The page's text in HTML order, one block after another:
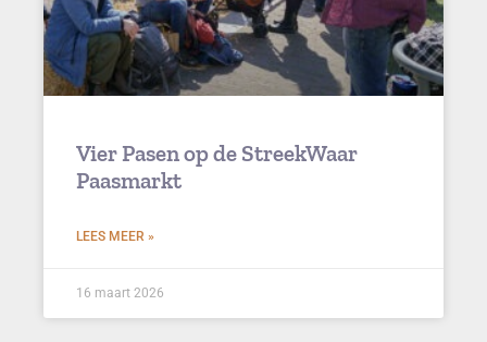
Vier Pasen op de StreekWaar
Paasmarkt
LEES MEER »
16 maart 2026